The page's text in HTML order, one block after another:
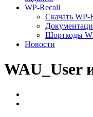
WP-Recall
Скачать WP-
Шорткоды
Новости
WAU_User